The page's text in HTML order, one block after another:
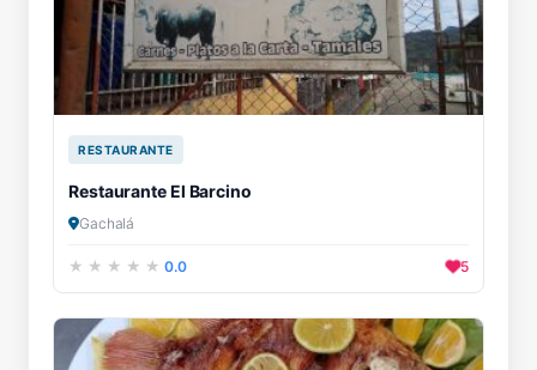
RESTAURANTE
Restaurante El Barcino
Gachalá
0.0 5